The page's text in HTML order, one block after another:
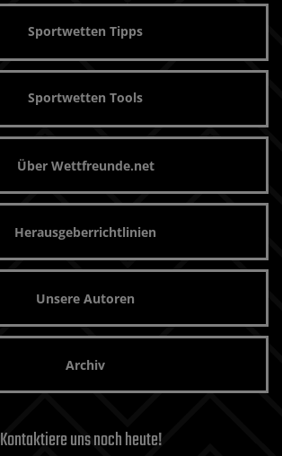
Sportwetten Tipps
Sportwetten Tools
Über Wettfreunde.net
Herausgeberrichtlinien
Unsere Autoren
Archiv
Kontaktiere uns noch heute!